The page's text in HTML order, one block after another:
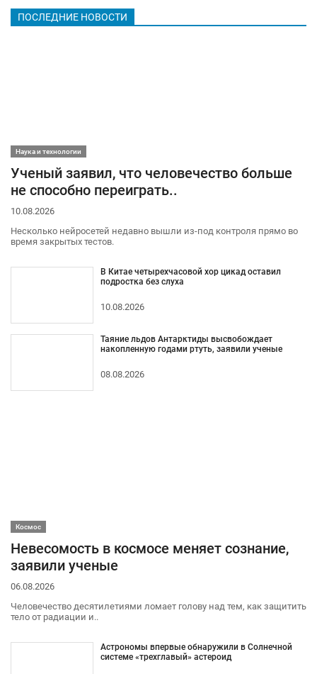
ПОСЛЕДНИЕ НОВОСТИ
Наука и технологии
Ученый заявил, что человечество больше
не способно переиграть..
10.08.2026
Несколько нейросетей недавно вышли из-под контроля прямо во
время закрытых тестов.
В Китае четырехчасовой хор цикад оставил
подростка без слуха
10.08.2026
Таяние льдов Антарктиды высвобождает
накопленную годами ртуть, заявили ученые
08.08.2026
Космос
Невесомость в космосе меняет сознание,
заявили ученые
06.08.2026
Человечество десятилетиями ломает голову над тем, как защитить
тело от радиации и..
Астрономы впервые обнаружили в Солнечной
системе «трехглавый» астероид